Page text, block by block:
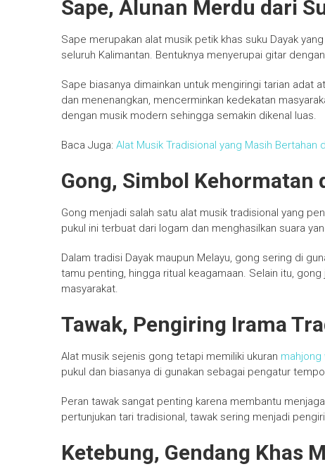
Sape, Alunan Merdu dari
Sape merupakan alat musik petik khas suku Dayak
seluruh Kalimantan. Bentuknya menyerupai gitar
Sape biasanya dimainkan untuk mengiringi tarian adat
dan menenangkan, mencerminkan kedekatan
dengan musik modern sehingga semakin dikenal luas.
Baca Juga: Alat Musik Tradisional yang Masih Bertahan
Gong, Simbol Kehormatan
Gong menjadi salah satu alat musik tradisional yang
pukul ini terbuat dari logam dan menghasilkan suara
Dalam tradisi Dayak maupun Melayu, gong sering di
tamu penting, hingga ritual keagamaan. Selain itu,
masyarakat.
Tawak, Pengiring Irama
Alat musik sejenis gong tetapi memiliki ukuran mahjong
pukul dan biasanya di gunakan sebagai pengatur
Peran tawak sangat penting karena membantu
pertunjukan tari tradisional, tawak sering menjadi
Ketebung, Gendang Khas